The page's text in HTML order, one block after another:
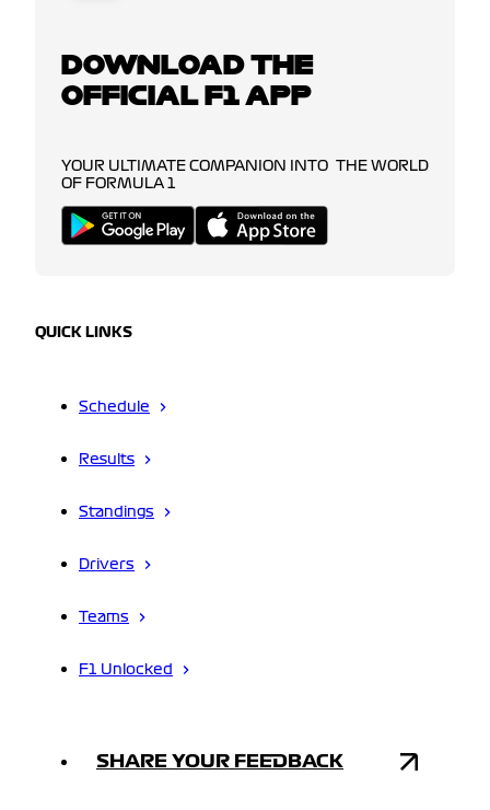
DOWNLOAD THE
OFFICIAL F1 APP
YOUR ULTIMATE COMPANION INTO THE WORLD
OF FORMULA 1
QUICK LINKS
Schedule
Results
Standings
Drivers
Teams
F1 Unlocked
SHARE YOUR FEEDBACK